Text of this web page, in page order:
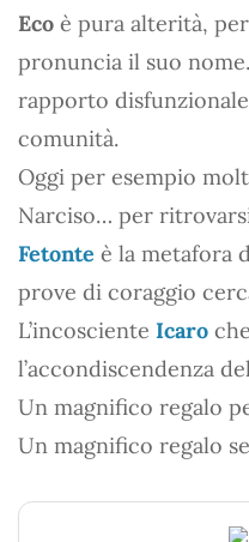
Eco è pura alterità,
pronuncia il suo
rapporto
comunità.
Oggi per esempio
Narciso… per
Fetonte è la metafora
prove di coraggio
L’incosciente Icaro
l’accondiscendenza
Un magnifico regalo
Un magnifico regalo